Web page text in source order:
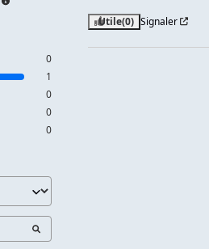
0
1
0
0
0
Utile(0) Signaler